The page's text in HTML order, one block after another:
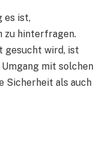
es ist,
zu hinterfragen.
gesucht wird, ist
mit solchen
Sicherheit als auch